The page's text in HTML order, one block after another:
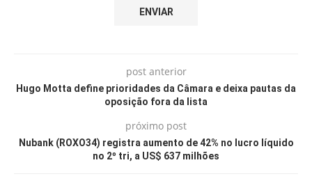
post anterior
Hugo Motta define prioridades da Câmara e deixa pautas da
oposição fora da lista
próximo post
Nubank (ROXO34) registra aumento de 42% no lucro líquido
no 2º tri, a US$ 637 milhões